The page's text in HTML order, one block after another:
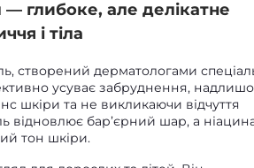
глибоке, але делікатне
і тіла
створений дерматологами
усуває забруднення,
шкіри та не викликаючи відчуття
відновлює бар’єрний шар, а
тон шкіри.